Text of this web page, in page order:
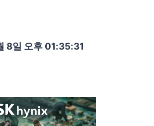
8일 오후 01:35:32